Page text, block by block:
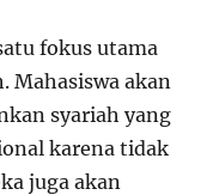
fokus utama
Mahasiswa akan
syariah yang
karena tidak
juga akan